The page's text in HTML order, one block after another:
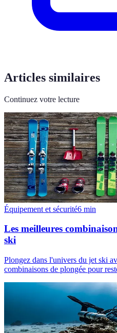
Articles similaires
Continuez votre lecture
Équipement et sécurité6 min
Les meilleures
ski
Plongez dans l'univers du jet ski
combinaisons de plongée pour